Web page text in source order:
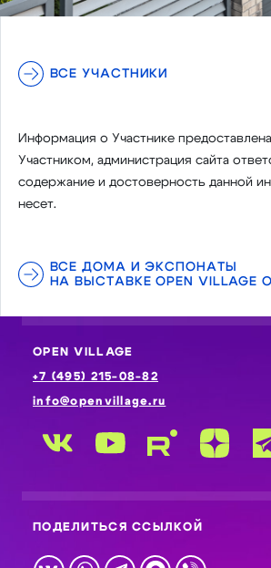
ВСЕ УЧАСТНИКИ
Информация о Участнике
Участником, администрация сайта
содержание и достоверность данной
несет.
ВСЕ ДОМА И ЭКСПОНАТЫ
НА ВЫСТАВКЕ OPEN VILLAGE
OPEN VILLAGE
+7 (495) 215-08-82
info@openvillage.ru
ПОДЕЛИТЬСЯ ССЫЛКОЙ